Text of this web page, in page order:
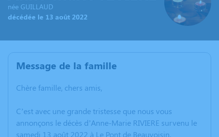
née GUILLAUD
décédée le 13 août 2022
Message de la famille
Chère famille, chers amis,
C’est avec une grande tristesse que nous vous
annonçons le décès d’Anne-Marie RIVIERE survenu le
samedi 13 août 2022 à Le Pont de Beauvoisin.